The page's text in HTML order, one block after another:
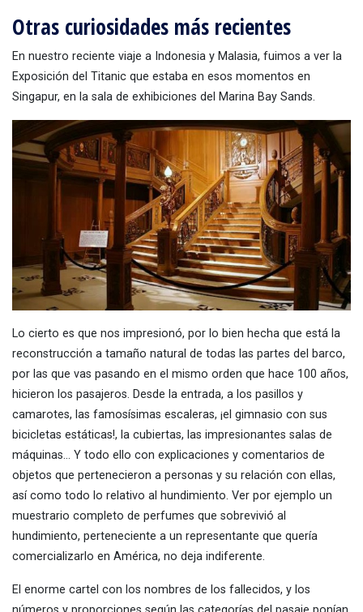
Otras curiosidades más recientes
En nuestro reciente viaje a Indonesia y Malasia, fuimos a ver la
Exposición del Titanic que estaba en esos momentos en
Singapur, en la sala de exhibiciones del Marina Bay Sands.
Lo cierto es que nos impresionó, por lo bien hecha que está la
reconstrucción a tamaño natural de todas las partes del barco,
por las que vas pasando en el mismo orden que hace 100 años,
hicieron los pasajeros. Desde la entrada, a los pasillos y
camarotes, las famosísimas escaleras, ¡el gimnasio con sus
bicicletas estáticas!, la cubiertas, las impresionantes salas de
máquinas… Y todo ello con explicaciones y comentarios de
objetos que pertenecieron a personas y su relación con ellas,
así como todo lo relativo al hundimiento. Ver por ejemplo un
muestrario completo de perfumes que sobrevivió al
hundimiento, perteneciente a un representante que quería
comercializarlo en América, no deja indiferente.
El enorme cartel con los nombres de los fallecidos, y los